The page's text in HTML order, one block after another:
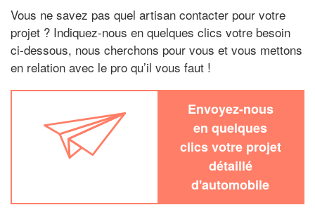
Vous ne savez pas quel artisan contacter pour votre
projet ? Indiquez-nous en quelques clics votre besoin
ci-dessous, nous cherchons pour vous et vous mettons
en relation avec le pro qu’il vous faut !
Envoyez-nous
en quelques
clics votre projet
détaillé
d'automobile